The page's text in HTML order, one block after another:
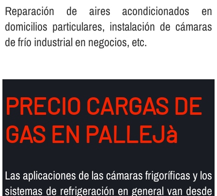
Reparación de aires acondicionados en
domicilios particulares, instalación de cámaras
de frí­o industrial en negocios, etc.
PRECIO CARGAS DE
GAS EN PALLEJà
Las aplicaciones de las cámaras frigorí­ficas y los
sistemas de refrigeración en general van desde